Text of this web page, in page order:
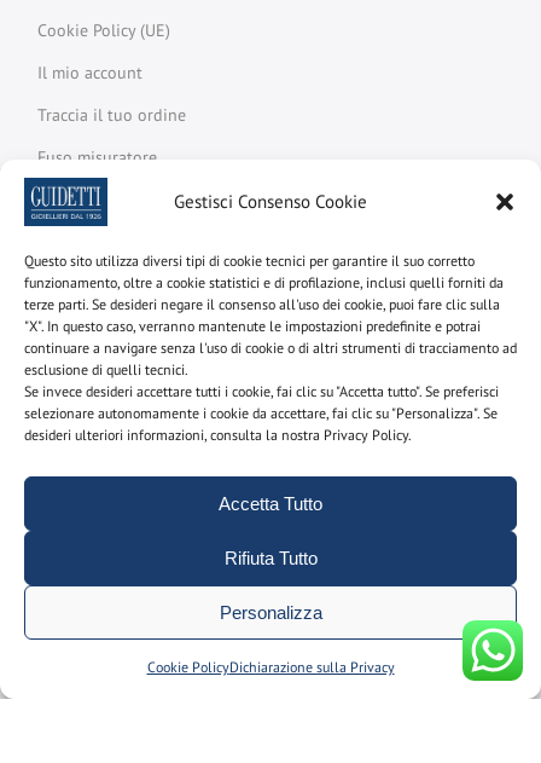
Gestisci Consenso Cookie
Questo sito utilizza diversi tipi di cookie tecnici per garantire il suo corretto
funzionamento, oltre a cookie statistici e di profilazione, inclusi quelli forniti da
terze parti. Se desideri negare il consenso all'uso dei cookie, puoi fare clic sulla
"X". In questo caso, verranno mantenute le impostazioni predefinite e potrai
continuare a navigare senza l'uso di cookie o di altri strumenti di tracciamento ad
esclusione di quelli tecnici.
Se invece desideri accettare tutti i cookie, fai clic su "Accetta tutto". Se preferisci
selezionare autonomamente i cookie da accettare, fai clic su "Personalizza". Se
desideri ulteriori informazioni, consulta la nostra Privacy Policy.
Accetta Tutto
Rifiuta Tutto
Personalizza
Cookie PolicyDichiarazione sulla Privacy
Cookie Policy (UE)
Il mio account
Traccia il tuo ordine
Fuso misuratore
Glossario
Newsletter
Iscriviti alla newsletter per scoprire le nostre promozioni e
novità
Nome e cognome
Utilizzando questo modulo acconsenti alla
memorizzazione e alla gestione dei tuoi dati personali sul